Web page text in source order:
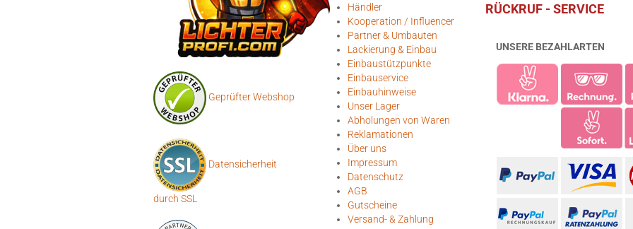
Geprüfter Webshop
Datensicherheit
durch SSL
Händler
Kooperation / Influencer
Partner & Umbauten
Lackierung & Einbau
Einbaustützpunkte
Einbauservice
Einbauhinweise
Unser Lager
Abholungen von Waren
Reklamationen
Über uns
Impressum
Datenschutz
AGB
Gutscheine
Versand- & Zahlung
RÜCKRUF - SERVICE
UNSERE BEZAHLARTEN